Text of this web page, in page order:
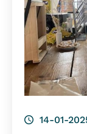
14-01-